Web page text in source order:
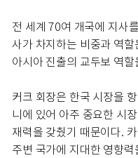
전 세계 70여 개국에 지사
사가 차지하는 비중과 역
아시아 진출의 교두보 역할
커크 회장은 한국 시장을
니에 있어 아주 중요한 시
재력을 갖췄기 때문이다.
주변 국가에 지대한 영향